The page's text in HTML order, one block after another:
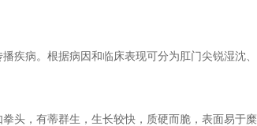
疾病。根据病因和临床表现可分为肛门尖锐湿沈、
头，有蒂群生，生长较快，质硬而脆，表面易于糜